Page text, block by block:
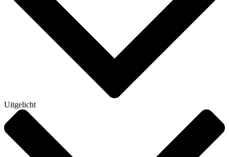
Uitgelicht